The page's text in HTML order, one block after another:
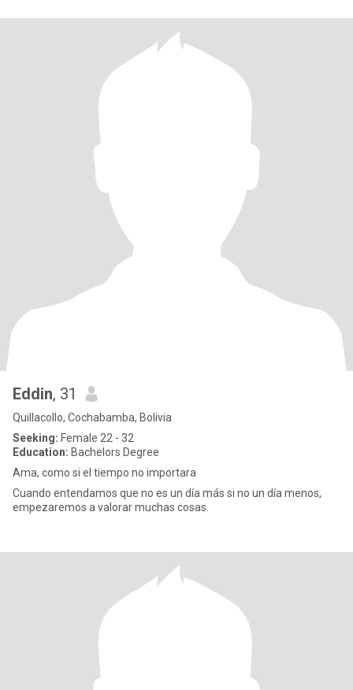
Eddin, 31
Quillacollo, Cochabamba, Bolivia
Seeking: Female 22 - 32
Education: Bachelors Degree
Ama, como si el tiempo no importara
Cuando entendamos que no es un día más si no un día menos,
empezaremos a valorar muchas cosas.